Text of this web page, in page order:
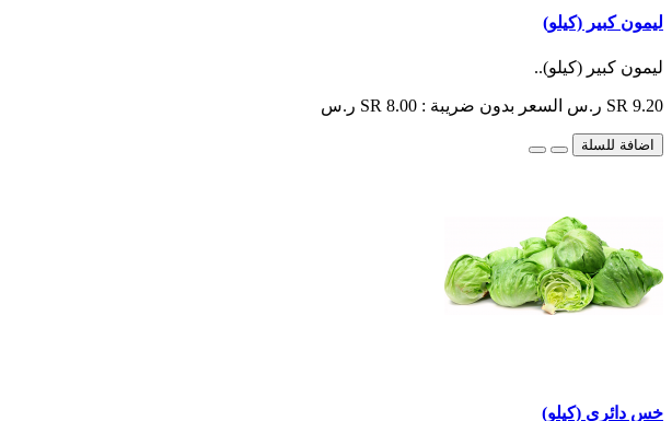
ليمون كبير (كيلو)
ليمون كبير (كيلو)..
SR 9.20 ر.س السعر بدون ضريبة : SR 8.00 ر.س
اضافة للسلة
خس دائري (كيلو)